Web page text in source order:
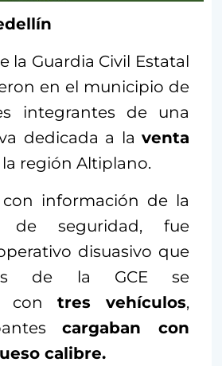
la Guardia Civil Estatal
en el municipio de
integrantes de una
dedicada a la venta
región Altiplano.
información de la
de seguridad, fue
disuasivo que
de la GCE se
con tres vehículos,
cargaban con
calibre.